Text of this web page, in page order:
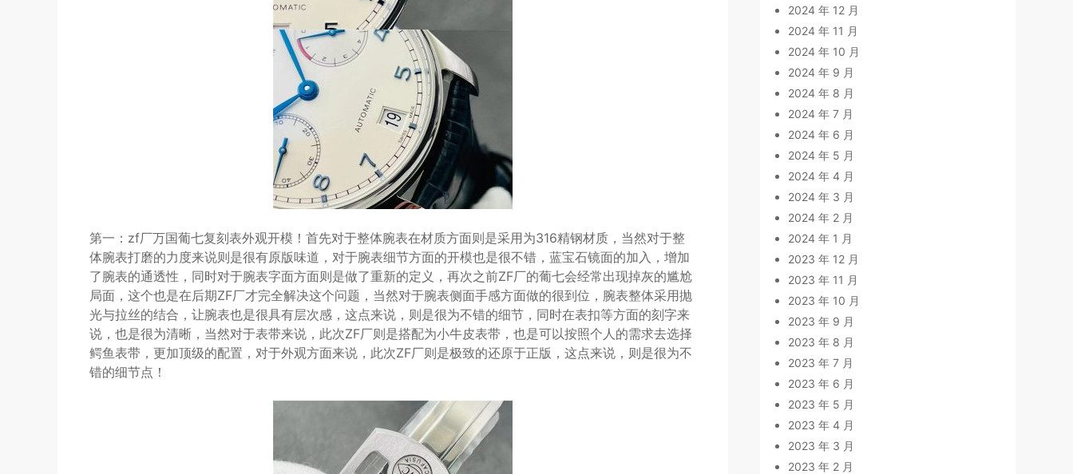
第一：zf厂万国葡七复刻表外观开模！首先对于整体腕表在材质方面则是采用为316精钢材质，当然对于整
体腕表打磨的力度来说则是很有原版味道，对于腕表细节方面的开模也是很不错，蓝宝石镜面的加入，增加
了腕表的通透性，同时对于腕表字面方面则是做了重新的定义，再次之前ZF厂的葡七会经常出现掉灰的尴尬
局面，这个也是在后期ZF厂才完全解决这个问题，当然对于腕表侧面手感方面做的很到位，腕表整体采用抛
光与拉丝的结合，让腕表也是很具有层次感，这点来说，则是很为不错的细节，同时在表扣等方面的刻字来
说，也是很为清晰，当然对于表带来说，此次ZF厂则是搭配为小牛皮表带，也是可以按照个人的需求去选择
鳄鱼表带，更加顶级的配置，对于外观方面来说，此次ZF厂则是极致的还原于正版，这点来说，则是很为不
错的细节点！
2024 年 12 月
2024 年 11 月
2024 年 10 月
2024 年 9 月
2024 年 8 月
2024 年 7 月
2024 年 6 月
2024 年 5 月
2024 年 4 月
2024 年 3 月
2024 年 2 月
2024 年 1 月
2023 年 12 月
2023 年 11 月
2023 年 10 月
2023 年 9 月
2023 年 8 月
2023 年 7 月
2023 年 6 月
2023 年 5 月
2023 年 4 月
2023 年 3 月
2023 年 2 月